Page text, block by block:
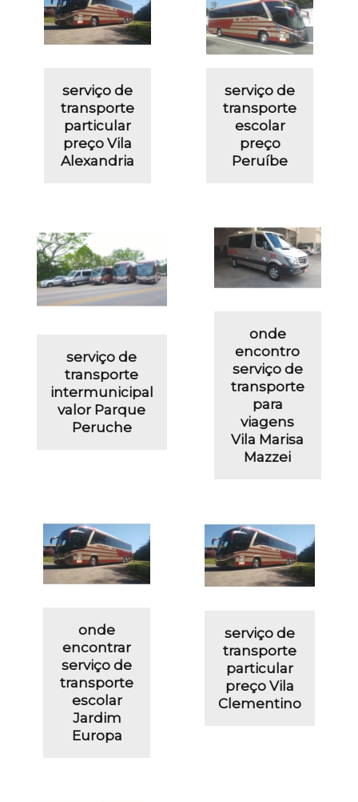
serviço de
transporte
particular
preço Vila
Alexandria
serviço de
transporte
escolar
preço
Peruíbe
serviço de
transporte
intermunicipal
valor Parque
Peruche
onde
encontro
serviço de
transporte
para
viagens
Vila Marisa
Mazzei
onde
encontrar
serviço de
transporte
escolar
Jardim
Europa
serviço de
transporte
particular
preço Vila
Clementino